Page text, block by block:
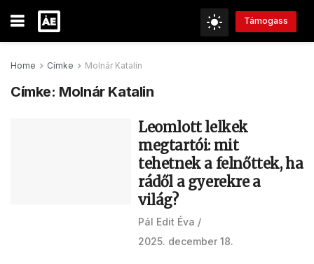
Támogass
Home Címke Molnár Katalin
Címke: Molnár Katalin
Leomlott lelkek
megtartói: mit
tehetnek a felnőttek, ha
rádől a gyerekre a
világ?
Pál Edit Éva
2025. december 18.